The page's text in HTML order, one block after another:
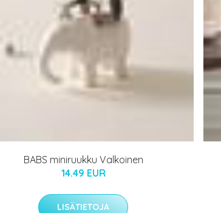
BABS miniruukku Valkoinen
14.49 EUR
LISÄTIETOJA